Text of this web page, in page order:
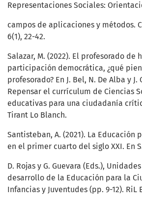
Representaciones Sociales:
campos de aplicaciones y métodos.
6(1), 22-42.
Salazar, M. (2022). El profesorado de
participación democrática, ¿qué
profesorado? En J. Bel, N. De Alba y J.
Repensar el currículum de Ciencias
educativas para una ciudadanía
Tirant Lo Blanch.
Santisteban, A. (2021). La Educación
en el primer cuarto del siglo XXI. En
D. Rojas y G. Guevara (Eds.),
desarrollo de la Educación para la
Infancias y Juventudes (pp. 9-12). RiL